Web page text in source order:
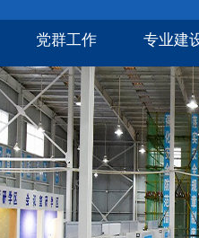
党群工作 专业建